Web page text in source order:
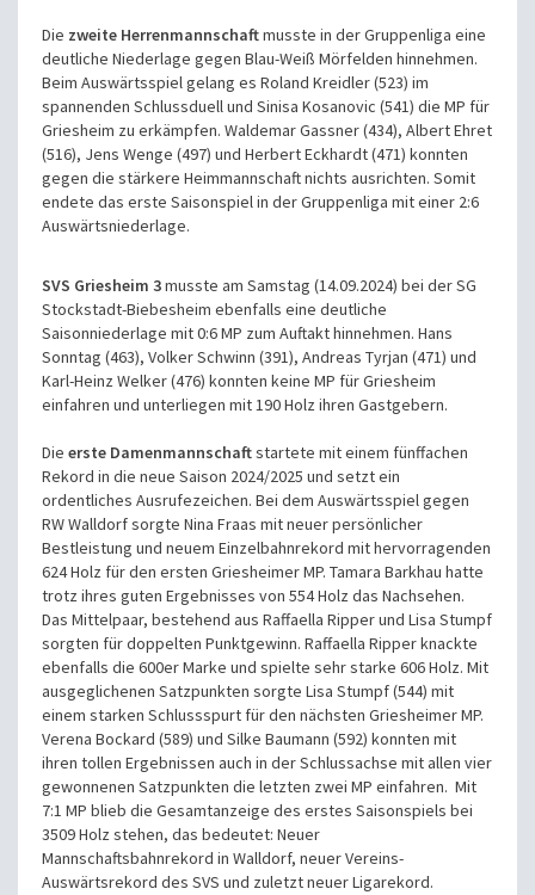
Die zweite Herrenmannschaftmusste in der Gruppenliga eine
deutliche Niederlage gegen Blau-Weiß Mörfelden hinnehmen.
Beim Auswärtsspiel gelang es Roland Kreidler (523) im
spannenden Schlussduell und Sinisa Kosanovic (541) die MP für
Griesheim zu erkämpfen. Waldemar Gassner (434), Albert Ehret
(516), Jens Wenge (497) und Herbert Eckhardt (471) konnten
gegen die stärkere Heimmannschaft nichts ausrichten. Somit
endete das erste Saisonspiel in der Gruppenliga mit einer 2:6
Auswärtsniederlage.
SVS Griesheim 3musste am Samstag (14.09.2024) bei der SG
Stockstadt-Biebesheim ebenfalls eine deutliche
Saisonniederlage mit 0:6 MP zum Auftakt hinnehmen. Hans
Sonntag (463), Volker Schwinn (391), Andreas Tyrjan (471) und
Karl-Heinz Welker (476) konnten keine MP für Griesheim
einfahren und unterliegen mit 190 Holz ihren Gastgebern.
Die erste Damenmannschaftstartete mit einem fünffachen
Rekord in die neue Saison 2024/2025 und setzt ein
ordentliches Ausrufezeichen. Bei dem Auswärtsspiel gegen
RW Walldorf sorgte Nina Fraas mit neuer persönlicher
Bestleistung und neuem Einzelbahnrekord mit hervorragenden
624 Holz für den ersten Griesheimer MP. Tamara Barkhau hatte
trotz ihres guten Ergebnisses von 554 Holz das Nachsehen.
Das Mittelpaar, bestehend aus Raffaella Ripper und Lisa Stumpf
sorgten für doppelten Punktgewinn. Raffaella Ripper knackte
ebenfalls die 600er Marke und spielte sehr starke 606 Holz. Mit
ausgeglichenen Satzpunkten sorgte Lisa Stumpf (544) mit
einem starken Schlussspurt für den nächsten Griesheimer MP.
Verena Bockard (589) und Silke Baumann (592) konnten mit
ihren tollen Ergebnissen auch in der Schlussachse mit allen vier
gewonnenen Satzpunkten die letzten zwei MP einfahren. Mit
7:1 MP blieb die Gesamtanzeige des erstes Saisonspiels bei
3509 Holz stehen, das bedeutet: Neuer
Mannschaftsbahnrekord in Walldorf, neuer Vereins-
Auswärtsrekord des SVS und zuletzt neuer Ligarekord.